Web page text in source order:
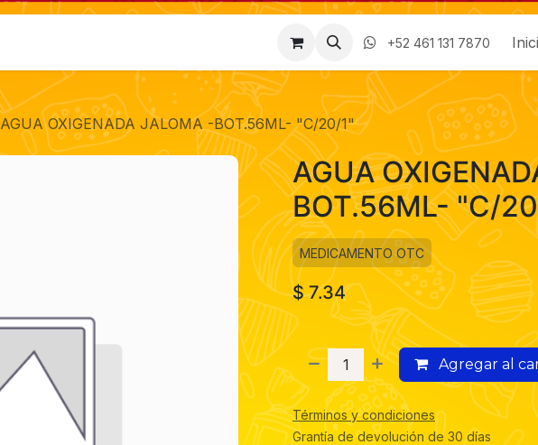
Contáctenos Nosotros
+52 461 131 7870
AGUA OXIGENADA JALOMA -BOT.56ML- "C/20/1"
AGUA
BOT.56ML- "C/
MEDICAMENTO OTC
$7.34
Agregar al
Términos y condiciones
Grantía de devolución de 30 días